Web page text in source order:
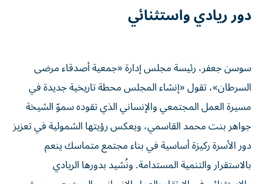
دور ريادي واستثنائي
سوسن جعفر، رئيسة مجلس إدارة «جمعية أصدقاء مرضى
السرطان»، تقول «إنشاء المجلس محطة تاريخية جديدة في
مسيرة العمل المجتمعي والإنساني الذي تقوده سموّ الشيخة
جواهر بنت محمد القاسمي، ويعكس رؤيتها الشمولية في تعزيز
دور الأسرة ركيزة أساسية في بناء مجتمع متماسك ينعم
بالاستقرار والتنمية المستدامة. ونُشيد بدورها الريادي